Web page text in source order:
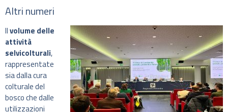
Altri numeri
Ilvolume delle
attività
selvicolturali,
rappresentate
sia dalla cura
colturale del
bosco che dalle
utilizzazioni